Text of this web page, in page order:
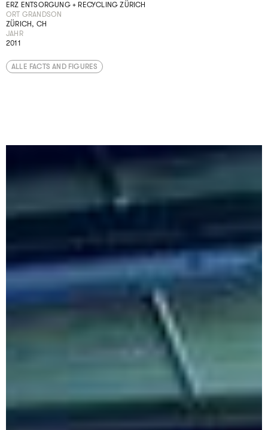
ERZ ENTSORGUNG + RECYCLING ZÜRICH
ORT GRANDSON
ZÜRICH, CH
JAHR
2011
ALLE FACTS AND FIGURES